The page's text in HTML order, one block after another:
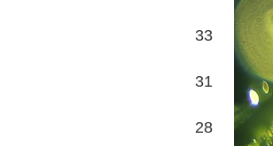
33
31
28